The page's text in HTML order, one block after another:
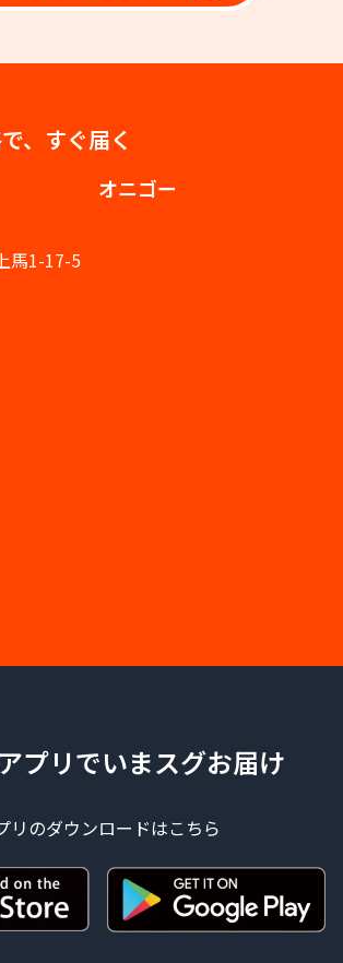
、すぐ届く
オニゴー
馬1-17-5
プリでいまスグお届け
リのダウンロードはこちら